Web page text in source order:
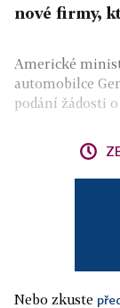
nové firmy,
Americké
automobilce
podání žádosti
Nebo zkuste